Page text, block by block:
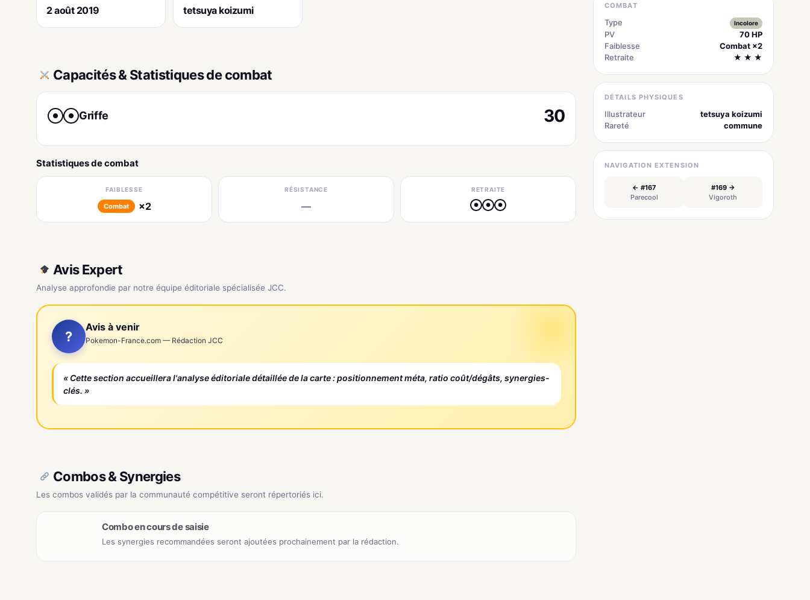
2 août 2019 tetsuya koizumi
Capacités & Statistiques de combat
● ● Griffe 30
Statistiques de combat
FAIBLESSE
Combat ×2
RÉSISTANCE
—
RETRAITE
● ● ●
Avis Expert
Analyse approfondie par notre équipe éditoriale spécialisée JCC.
?
Avis à venir
Pokemon-France.com — Rédaction JCC
« Cette section accueillera l'analyse éditoriale détaillée de la carte : positionnement méta, ratio coût/dégâts, synergies-
clés. »
Combos & Synergies
Les combos validés par la communauté compétitive seront répertoriés ici.
Combo en cours de saisie
Les synergies recommandées seront ajoutées prochainement par la rédaction.
COMBAT
Type Incolore
PV
70 HP
Faiblesse
Combat ×2
Retraite
★ ★ ★
DÉTAILS PHYSIQUES
Illustrateur
tetsuya koizumi
Rareté
commune
NAVIGATION EXTENSION
← #167
Parecool
#169 →
Vigoroth